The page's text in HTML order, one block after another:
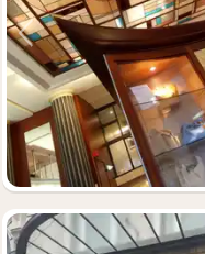
Vorige foto